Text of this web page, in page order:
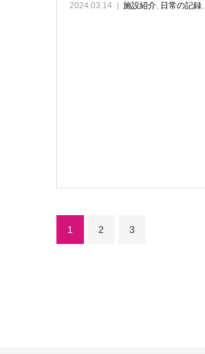
2024.03.14 施設紹介, 日常の記録,
1 2 3